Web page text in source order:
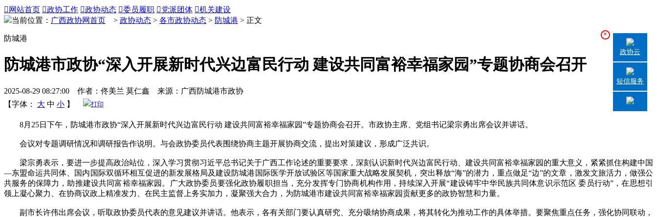
 网站首页 政协工作 政协动态 委员履职 党派团体 机关建设
当前位置： 广西政协网首页 > 政协动态 > 各市政协动态 > 防城港 > 正文
防城港
防城港市政协“深入开展新时代兴边富民行动 建设共同富裕幸福家园”专题协商会召开
2025-08-29 08:27:00 作者：佟美兰 莫仁鑫 来源：广西防城港市政协
【字体：
大 中 小 】 打印
8月25日下午，防城港市政协“深入开展新时代兴边富民行动 建设共同富裕幸福家园”专题协商会召开。市政协主席、党组书记梁宗勇出席会议并讲话。
会议对专题调研情况和调研报告作说明。与会政协委员代表围绕协商主题开展协商交流，提出对策建议，形成广泛共识。
梁宗勇表示，要进一步提高政治站位，深入学习贯彻习近平总书记关于广西工作论述的重要要求，深刻认识新时代兴边富民行动、建设共同富裕幸福家园的重大意义，紧紧抓住构建中国
—东盟命运共同体、国内国际双循环相互促进的新发展格局及建设防城港国际医学开放试验区等国家重大战略发展契机，突出释放“海”的潜力，重点做足“边”的文章，激发文旅活力，做强公
共服务的保障力，助推建设共同富裕幸福家园。广大政协委员要强化政协履职担当，充分发挥专门协商机构作用，持续深入开展“建设铸牢中华民族共同体意识示范区 委员行动”，在思想引
领上凝心聚力、在协商议政上精准发力、在民主监督上务实加力，凝聚强大合力，为防城港市建设共同富裕幸福家园贡献更多的政协智慧和力量。
副市长许伟出席会议，听取政协委员代表的意见建议并讲话。他表示，各有关部门要认真研究、充分吸纳协商成果，将其转化为推动工作的具体举措。要聚焦重点任务，强化协同联动，
×
政协云
短信服务